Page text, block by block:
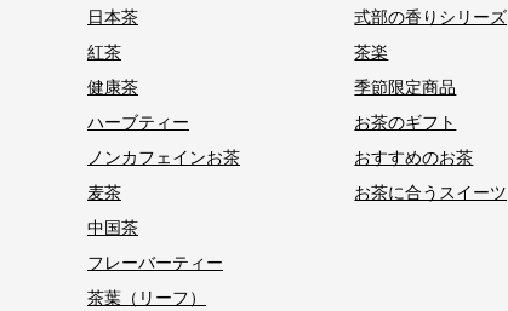
日本茶
紅茶
健康茶
ハーブティー
ノンカフェインお茶
麦茶
中国茶
フレーバーティー
茶葉（リーフ）
式部の香りシリーズ
茶楽
季節限定商品
お茶のギフト
おすすめのお茶
お茶に合うスイーツ